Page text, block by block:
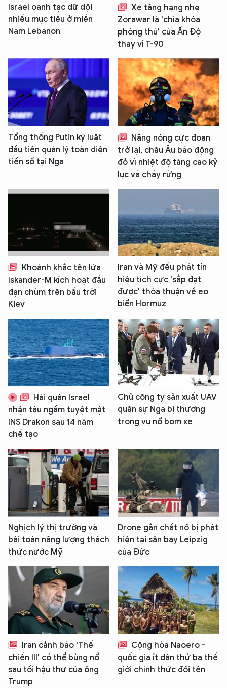
Israel oanh tạc dữ dội
nhiều mục tiêu ở miền
Nam Lebanon
Xe tăng hạng nhẹ
Zorawar là 'chìa khóa
phòng thủ' của Ấn Độ
thay vì T-90
Tổng thống Putin ký luật
đầu tiên quản lý toàn diện
tiền số tại Nga
Nắng nóng cực đoan
trở lại, châu Âu báo động
đỏ vì nhiệt độ tăng cao kỷ
lục và cháy rừng
Khoảnh khắc tên lửa
Iskander-M kích hoạt đầu
đạn chùm trên bầu trời
Kiev
Iran và Mỹ đều phát tín
hiệu tích cực 'sắp đạt
được' thỏa thuận về eo
biển Hormuz
Hải quân Israel
nhận tàu ngầm tuyệt mật
INS Drakon sau 14 năm
chế tạo
Chủ công ty sản xuất UAV
quân sự Nga bị thương
trong vụ nổ bom xe
Nghịch lý thị trường và
bài toán năng lượng thách
thức nước Mỹ
Drone gắn chất nổ bị phát
hiện tại sân bay Leipzig
của Đức
Iran cảnh báo 'Thế
chiến III' có thể bùng nổ
sau tối hậu thư của ông
Trump
Cộng hòa Naoero -
quốc gia ít dân thứ ba thế
giới chính thức đổi tên